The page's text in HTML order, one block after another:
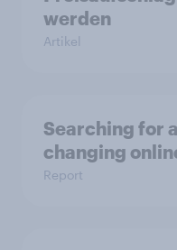
werden
Artikel
Searching for
changing
Report